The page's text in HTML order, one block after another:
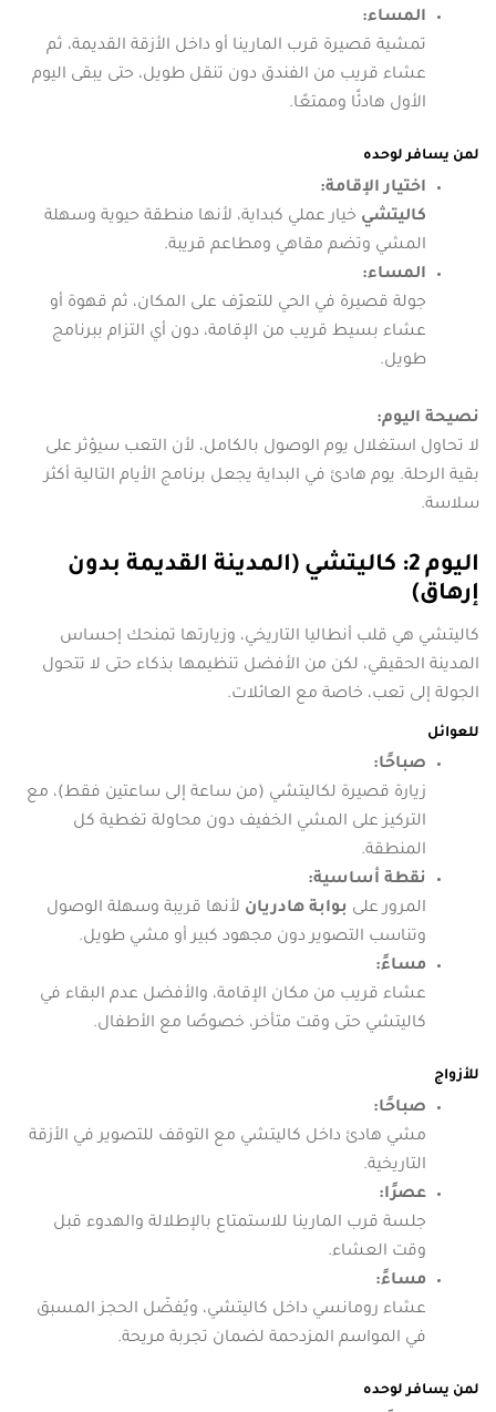
المساء:
تمشية قصيرة قرب المارينا أو داخل الأزقة القديمة، ثم
عشاء قريب من الفندق دون تنقل طويل، حتى يبقى اليوم
الأول هادئًا وممتعًا.
لمن يسافر لوحده
اختيار الإقامة:
كاليتشي خيار عملي كبداية، لأنها منطقة حيوية وسهلة
المشي وتضم مقاهي ومطاعم قريبة.
المساء:
جولة قصيرة في الحي للتعرّف على المكان، ثم قهوة أو
عشاء بسيط قريب من الإقامة، دون أي التزام ببرنامج
طويل.
نصيحة اليوم:
لا تحاول استغلال يوم الوصول بالكامل، لأن التعب سيؤثر على
بقية الرحلة. يوم هادئ في البداية يجعل برنامج الأيام التالية أكثر
سلاسة.
اليوم 2: كاليتشي (المدينة القديمة بدون
إرهاق)
كاليتشي هي قلب أنطاليا التاريخي، وزيارتها تمنحك إحساس
المدينة الحقيقي، لكن من الأفضل تنظيمها بذكاء حتى لا تتحول
الجولة إلى تعب، خاصة مع العائلات.
للعوائل
صباحًا:
زيارة قصيرة لكاليتشي (من ساعة إلى ساعتين فقط)، مع
التركيز على المشي الخفيف دون محاولة تغطية كل
المنطقة.
نقطة أساسية:
المرور على بوابة هادريان لأنها قريبة وسهلة الوصول
وتناسب التصوير دون مجهود كبير أو مشي طويل.
مساءً:
عشاء قريب من مكان الإقامة، والأفضل عدم البقاء في
كاليتشي حتى وقت متأخر، خصوصًا مع الأطفال.
للأزواج
صباحًا:
مشي هادئ داخل كاليتشي مع التوقف للتصوير في الأزقة
التاريخية.
عصرًا:
جلسة قرب المارينا للاستمتاع بالإطلالة والهدوء قبل
وقت العشاء.
مساءً:
عشاء رومانسي داخل كاليتشي، ويُفضّل الحجز المسبق
في المواسم المزدحمة لضمان تجربة مريحة.
لمن يسافر لوحده